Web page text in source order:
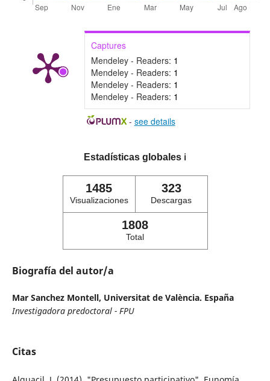
Captures
Mendeley - Readers: 1
Mendeley - Readers: 1
Mendeley - Readers: 1
Mendeley - Readers: 1
- see details
Estadísticas globales ℹ️
1485
Visualizaciones
323
Descargas
1808
Total
Biografía del autor/a
Mar Sanchez Montell, Universitat de València. España
Investigadora predoctoral - FPU
Citas